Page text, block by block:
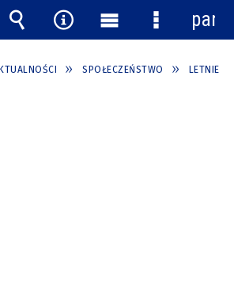
SPOŁECZEŃSTWO
LETNIE
Wyszukiwarka
Narzędzia
Menu
główne
Menu
panel